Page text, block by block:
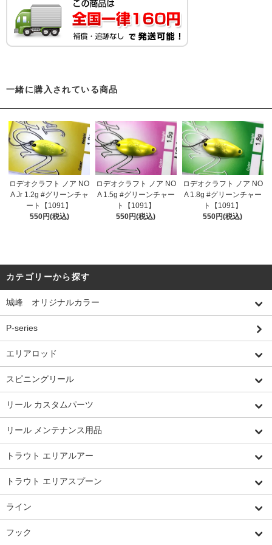
一緒に購入されている商品
ロデオクラフト ノア NO
A Jr 1.2g #グリーンチャ
ート【1091】
550円(税込)
ロデオクラフト ノア NO
A 1.5g #グリーンチャー
ト【1091】
550円(税込)
ロデオクラフト ノア NO
A 1.8g #グリーンチャー
ト【1091】
550円(税込)
カテゴリーから探す
城峰 オリジナルカラー
P-series
エリアロッド
スピニングリール
リール カスタムパーツ
リール メンテナンス用品
トラウト エリアルアー
トラウト エリアスプーン
ライン
フック